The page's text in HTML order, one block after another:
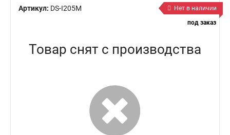
Артикул: DS-I205M
Нет в наличии
под заказ
Товар снят с производства